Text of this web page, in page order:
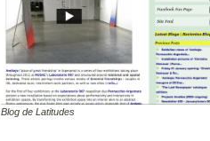
Blog de Latitudes